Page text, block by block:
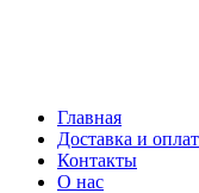
Главная
Доставка и
Контакты
О нас